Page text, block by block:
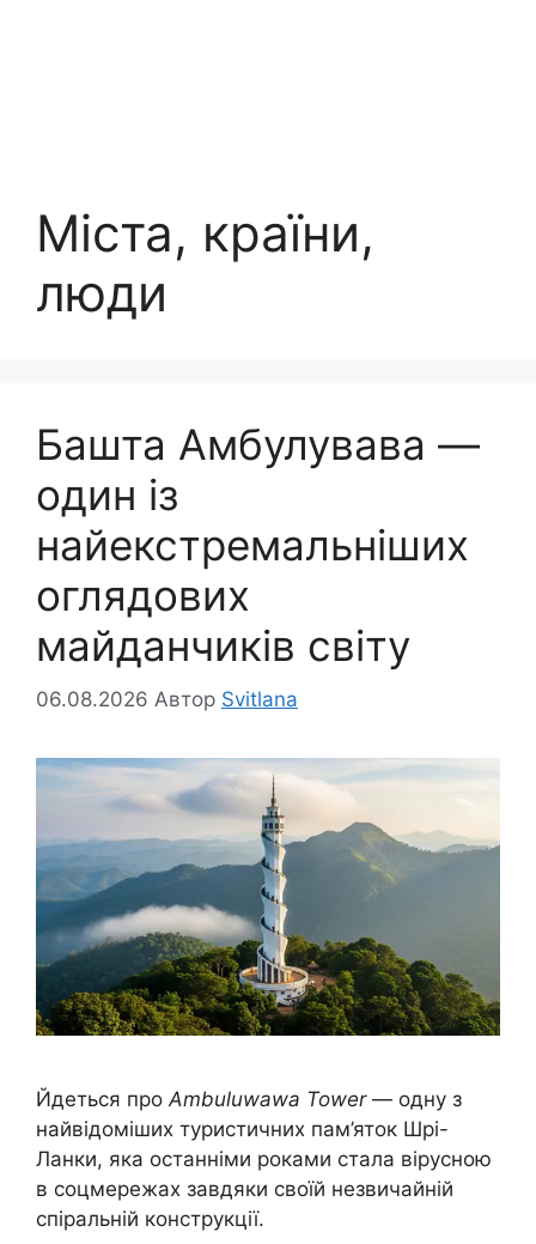
Міста, країни,
люди
Башта Амбулувава —
один із
найекстремальніших
оглядових
майданчиків світу
06.08.2026 Автор Svitlana
Йдеться про Ambuluwawa Tower— одну з
найвідоміших туристичних пам’яток Шрі-
Ланки, яка останніми роками стала вірусною
в соцмережах завдяки своїй незвичайній
спіральній конструкції.